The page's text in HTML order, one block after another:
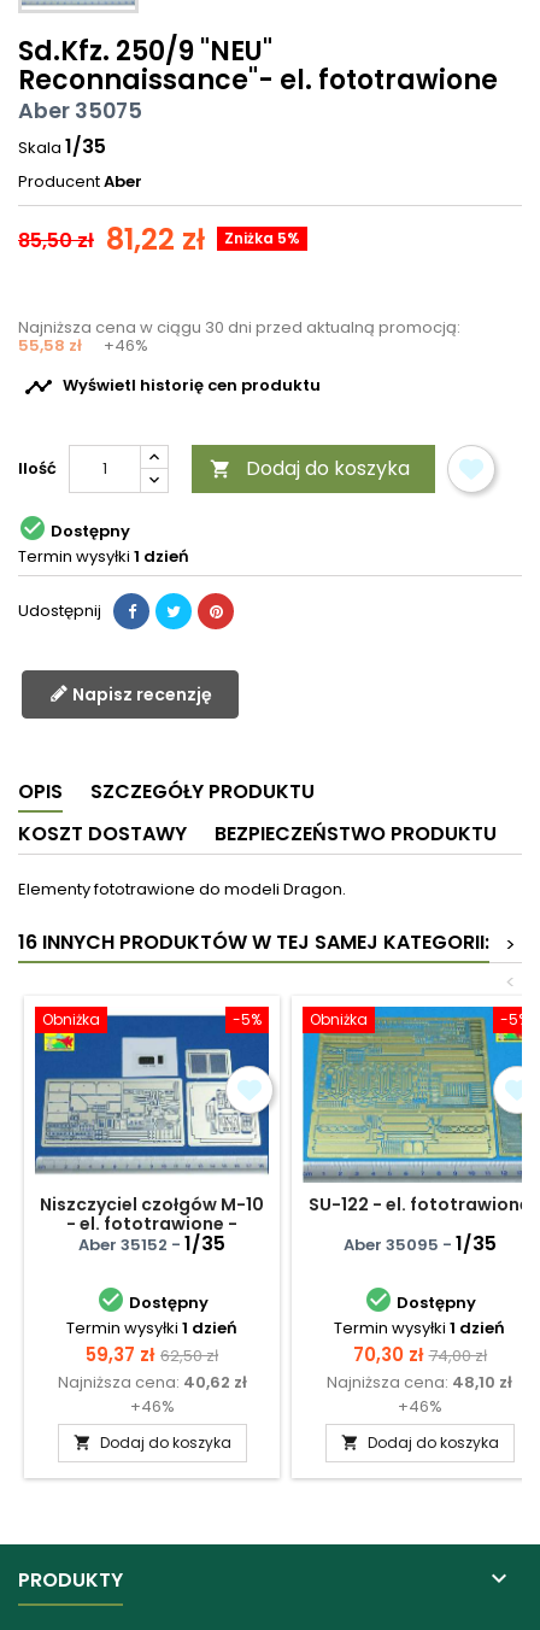
Sd.Kfz. 250/9 "NEU"
Reconnaissance"- el. fototrawione
Aber 35075
Skala 1/35
ProducentAber
85,50 zł 81,22 zł Zniżka 5%
Najniższa cena w ciągu 30 dni przed aktualną promocją:
55,58 zł +46%
 Wyświetl historię cen produktu
Ilość  Dodaj do koszyka
 Dostępny
Termin wysyłki 1 dzień
Udostępnij
Napisz recenzję
OPIS
SZCZEGÓŁY PRODUKTU
KOSZT DOSTAWY
BEZPIECZEŃSTWO PRODUKTU
Elementy fototrawione do modeli Dragon.
16 INNYCH PRODUKTÓW W TEJ SAMEJ KATEGORII:
>
<
-5%
Obniżka
Niszczyciel czołgów M-10
- el. fototrawione -
wnętrze
Aber 35152 - 1/35
 Dostępny
Termin wysyłki 1 dzień
Cena
59,37 zł Cena
podstawowa
62,50 zł
Najniższa cena: 40,62 zł
+46%
 Dodaj do koszyka
-5%
Obniżka
SU-122 - el. fototrawione
Aber 35095 - 1/35
 Dostępny
Termin wysyłki 1 dzień
Cena
70,30 zł Cena
74,00 zł
Najniższa cena: 48,10 zł
+46%
 Dodaj do koszyka
PRODUKTY 